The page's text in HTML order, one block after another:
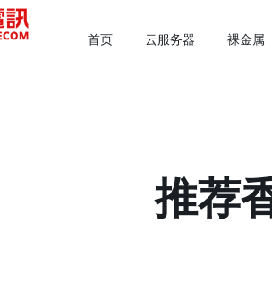
首页 云服务器 裸金属
推荐